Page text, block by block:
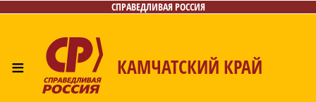
СПРАВЕДЛИВАЯ РОССИЯ
≡ КАМЧАТСКИЙ КРАЙ